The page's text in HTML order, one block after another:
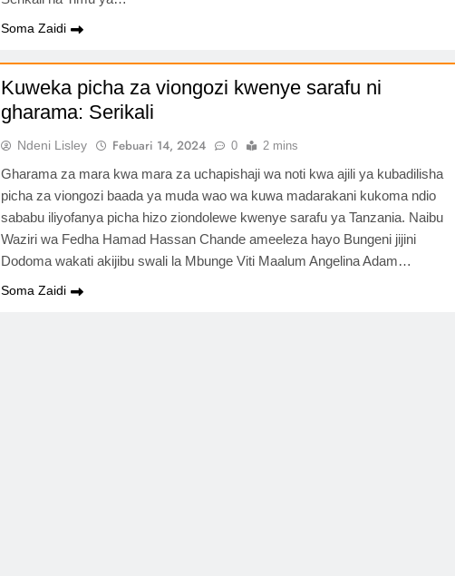
Soma Zaidi
Kuweka picha za viongozi kwenye sarafu ni
gharama: Serikali
Ndeni Lisley Febuari 14, 2024 0 2 mins
Gharama za mara kwa mara za uchapishaji wa noti kwa ajili ya kubadilisha
picha za viongozi baada ya muda wao wa kuwa madarakani kukoma ndio
sababu iliyofanya picha hizo ziondolewe kwenye sarafu ya Tanzania. Naibu
Waziri wa Fedha Hamad Hassan Chande ameeleza hayo Bungeni jijini
Dodoma wakati akijibu swali la Mbunge Viti Maalum Angelina Adam…
Soma Zaidi